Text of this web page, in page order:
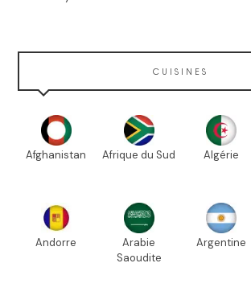
CUISINES
Afghanistan Afrique du Sud Algérie
Andorre
Arabie
Saoudite
Argentine